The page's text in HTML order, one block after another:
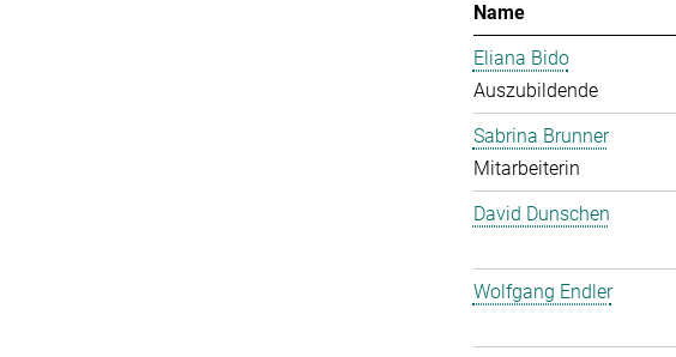
Name
Eliana Bido
Auszubildende
Sabrina Brunner
Mitarbeiterin
David Dunschen
Wolfgang Endler